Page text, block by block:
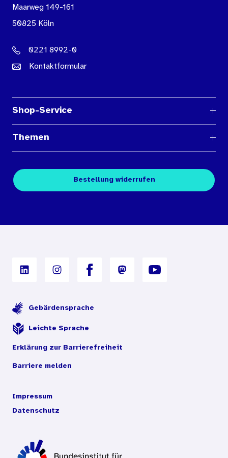
Maarweg 149-161
50825 Köln
0221 8992-0
Kontaktformular
Shop-Service
Medienübersichten
Kontakt
Themen
Fachpublikationen
Digitales Archiv
Bestellung widerrufen
Gebärdensprache
Leichte Sprache
Erklärung zur Barrierefreiheit
Barriere melden
Impressum
Datenschutz